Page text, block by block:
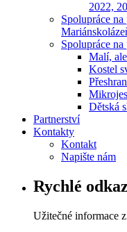
2022,
Spolupráce na
Spolupráce
Malí,
Kostel
Dětská
Partnerství
Kontakty
Kontakt
Napište nám
Rychlé
Užitečné informace